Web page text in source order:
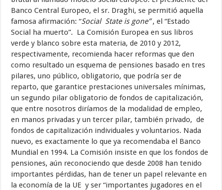
Banco Central Europeo, el sr. Draghi, se permitió aquella
famosa afirmación: “Social State is gone”, el “Estado
Social ha muerto”. La Comisión Europea en sus libros
verde y blanco sobre esta materia, de 2010 y 2012,
respectivamente, recomienda hacer reformas que den
como resultado un esquema de pensiones basado en tres
pilares, uno público, obligatorio, que podría ser de
reparto, que garantice prestaciones universales mínimas,
un segundo pilar obligatorio de fondos de capitalización,
que entre nosotros diríamos de la modalidad de empleo,
en manos privadas y un tercer pilar, también privado, de
fondos de capitalización individuales y voluntarios. Nada
nuevo, es exactamente lo que ya recomendaba el Banco
Mundial en 1994. La Comisión insiste en que los fondos de
pensiones, aún reconociendo que desde 2008 han tenido
importantes pérdidas, han de tener un papel relevante en
la economía de la UE y ser “importantes jugadores en el